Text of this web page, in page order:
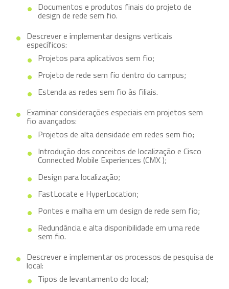
Documentos e produtos finais do projeto de
design de rede sem fio.
Descrever e implementar designs verticais
específicos:
Projetos para aplicativos sem fio;
Projeto de rede sem fio dentro do campus;
Estenda as redes sem fio às filiais.
Examinar considerações especiais em projetos sem
fio avançados:
Projetos de alta densidade em redes sem fio;
Introdução dos conceitos de localização e Cisco
Connected Mobile Experiences (CMX );
Design para localização;
FastLocate e HyperLocation;
Pontes e malha em um design de rede sem fio;
Redundância e alta disponibilidade em uma rede
sem fio.
Descrever e implementar os processos de pesquisa de
local:
Tipos de levantamento do local;